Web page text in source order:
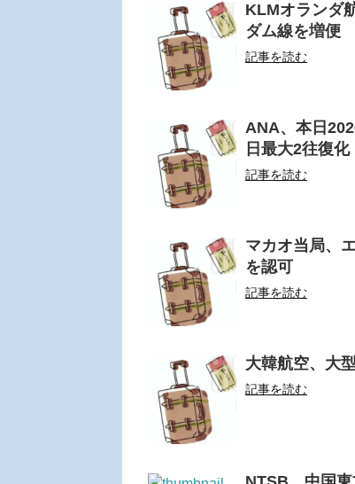
KLMオランダ
ダム線を増便
記事を読む
ANA、本日
日最大2往復化
記事を読む
マカオ当局、
を認可
記事を読む
大韓航空、大
記事を読む